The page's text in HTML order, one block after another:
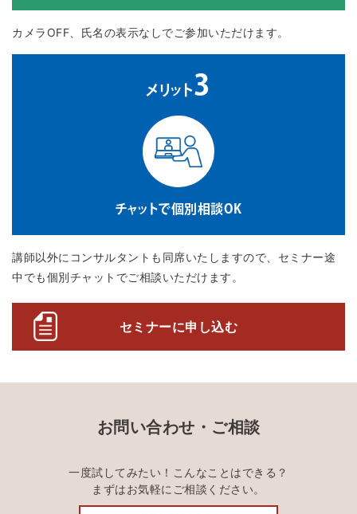
カメラOFF、氏名の表示なしでご参加いただけます。
メリット 3
チャットで個別相談OK
講師以外にコンサルタントも同席いたしますので、セミナー途
中でも個別チャットでご相談いただけます。
セミナーに申し込む
お問い合わせ・ご相談
一度試してみたい！こんなことはできる？
まずはお気軽にご相談ください。